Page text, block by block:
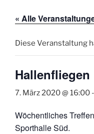
« Alle
Diese Veranstaltung
Hallenfliegen
7. März 2020 @ 16:00 -
Wöchentliches
Sporthalle Süd.